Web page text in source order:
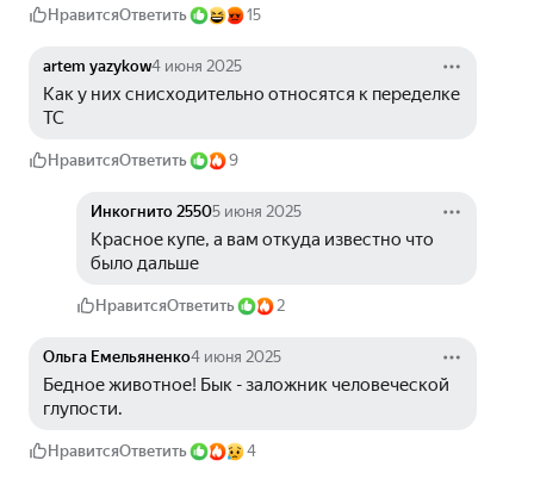
НравитсяОтветить 15
artem yazykow4 июня 2025
Как у них снисходительно относятся к переделке
ТС
НравитсяОтветить 9
Инкогнито 25505 июня 2025
Красное купе, а вам откуда известно что
было дальше
НравитсяОтветить 2
Ольга Емельяненко4 июня 2025
Бедное животное! Бык - заложник человеческой
глупости.
НравитсяОтветить 4